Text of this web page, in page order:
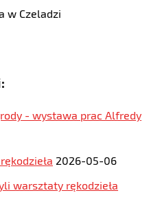
w Czeladzi
- wystawa prac Alfredy
2026-05-06
warsztaty rękodzieła